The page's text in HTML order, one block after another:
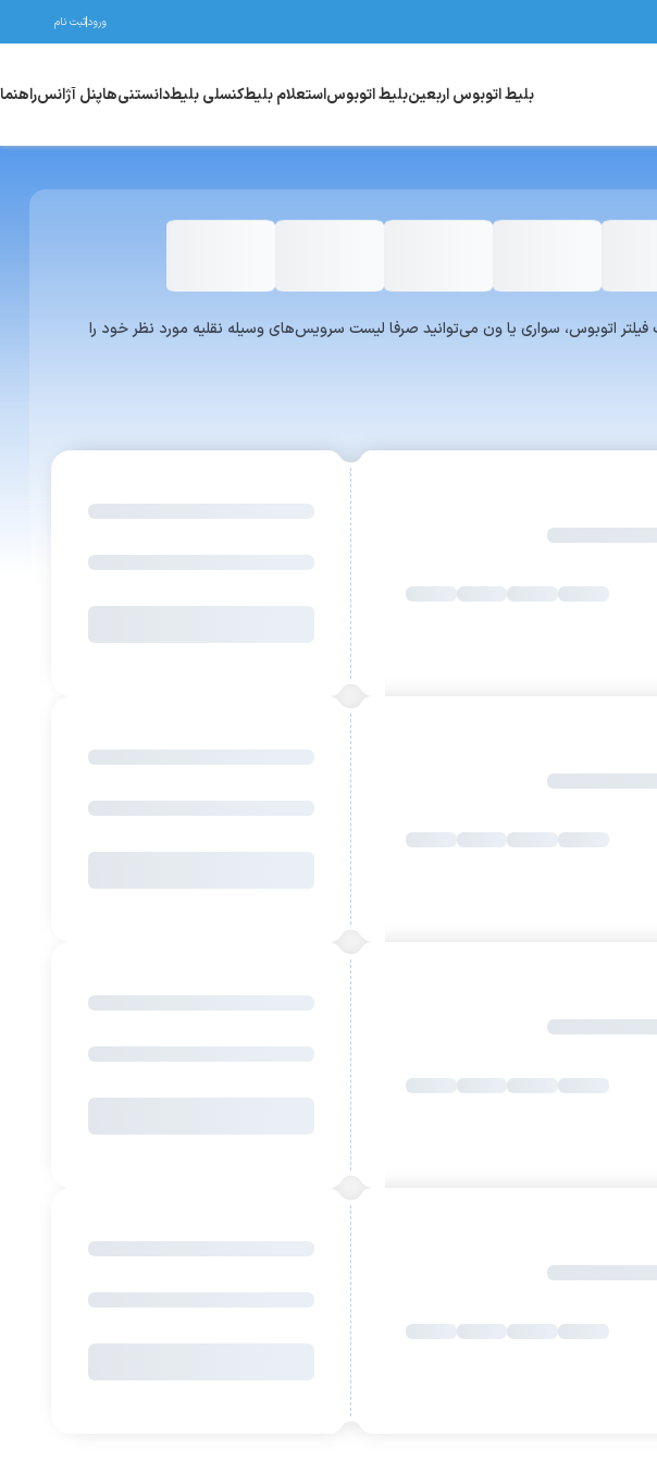
ورودثبت نام
بلیط اتوبوس اربعینبلیط اتوبوساستعلام بلیطکنسلی بلیطدانستنی‌هاپنل آژانسراهنما
با انتخاب فیلتر اتوبوس، سواری یا ون می‌توانید صرفا لیست سرویس‌های وسیله نقلیه مورد نظر خود را